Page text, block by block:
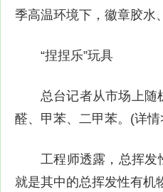
季高温环境下，徽章胶水
“捏捏乐”玩具
总台记者从市场上随
醛、甲苯、二甲苯。(详情
工程师透露，总挥发
就是其中的总挥发性有机